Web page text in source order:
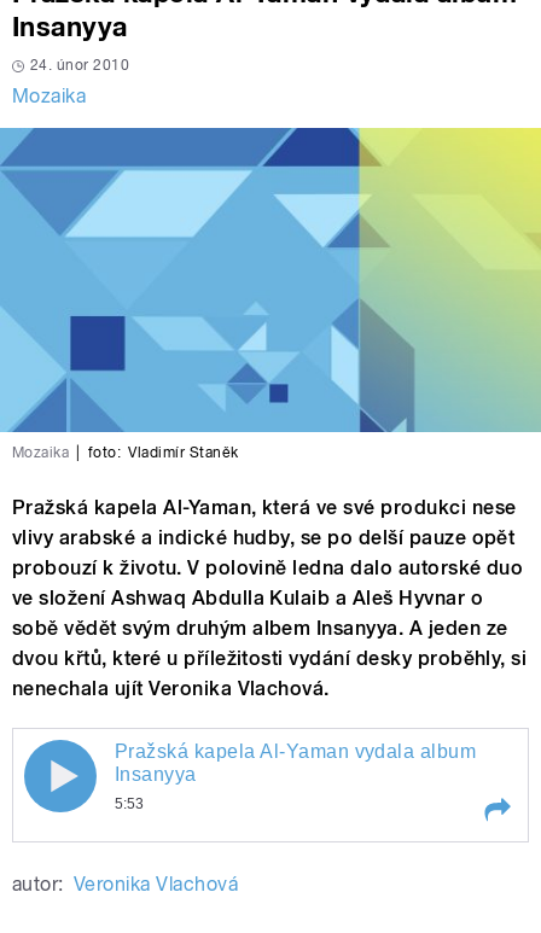
Insanyya
24. únor 2010
Mozaika
Mozaika foto: Vladimír Staněk
Pražská kapela Al-Yaman, která ve své produkci nese
vlivy arabské a indické hudby, se po delší pauze opět
probouzí k životu. V polovině ledna dalo autorské duo
ve složení Ashwaq Abdulla Kulaib a Aleš Hyvnar o
sobě vědět svým druhým albem Insanyya. A jeden ze
dvou křtů, které u příležitosti vydání desky proběhly, si
nenechala ujít Veronika Vlachová.
Pražská kapela Al-Yaman vydala album
Insanyya
Pražská kapela Al-Yaman vydala album
Insanyya
5:53
Insanyya
autor: Veronika Vlachová